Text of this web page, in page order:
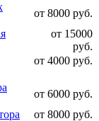
от 8000 руб.
от 15000
руб.
от 4000 руб.
от 6000 руб.
от 8000 руб.